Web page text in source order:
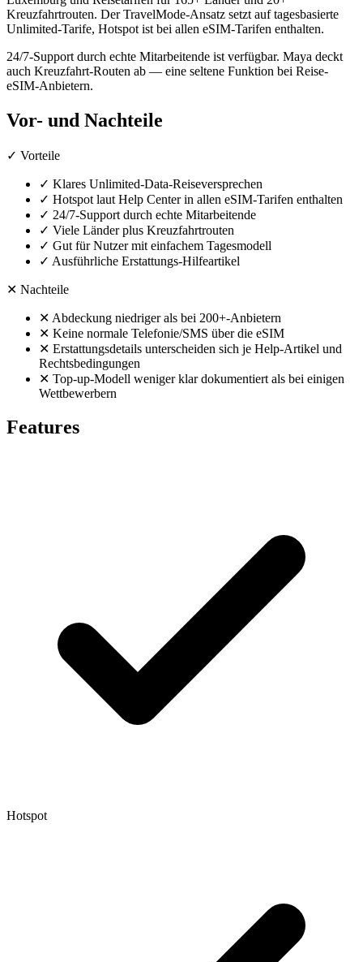
Kreuzfahrtrouten. Der TravelMode-Ansatz setzt auf tagesbasierte
Unlimited-Tarife, Hotspot ist bei allen eSIM-Tarifen enthalten.
24/7-Support durch echte Mitarbeitende ist verfügbar. Maya deckt
auch Kreuzfahrt-Routen ab — eine seltene Funktion bei Reise-
eSIM-Anbietern.
Vor- und Nachteile
✓ Vorteile
✓ Klares Unlimited-Data-Reiseversprechen
✓ Hotspot laut Help Center in allen eSIM-Tarifen enthalten
✓ 24/7-Support durch echte Mitarbeitende
✓ Viele Länder plus Kreuzfahrtrouten
✓ Gut für Nutzer mit einfachem Tagesmodell
✓ Ausführliche Erstattungs-Hilfeartikel
✕ Nachteile
✕ Abdeckung niedriger als bei 200+-Anbietern
✕ Keine normale Telefonie/SMS über die eSIM
✕ Erstattungsdetails unterscheiden sich je Help-Artikel und
Rechtsbedingungen
✕ Top-up-Modell weniger klar dokumentiert als bei einigen
Wettbewerbern
Features
Hotspot